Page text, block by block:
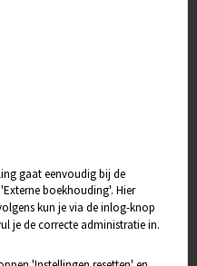
gaat eenvoudig bij de
boekhouding'. Hier
kun je via de inlog-knop
je de correcte administratie in.